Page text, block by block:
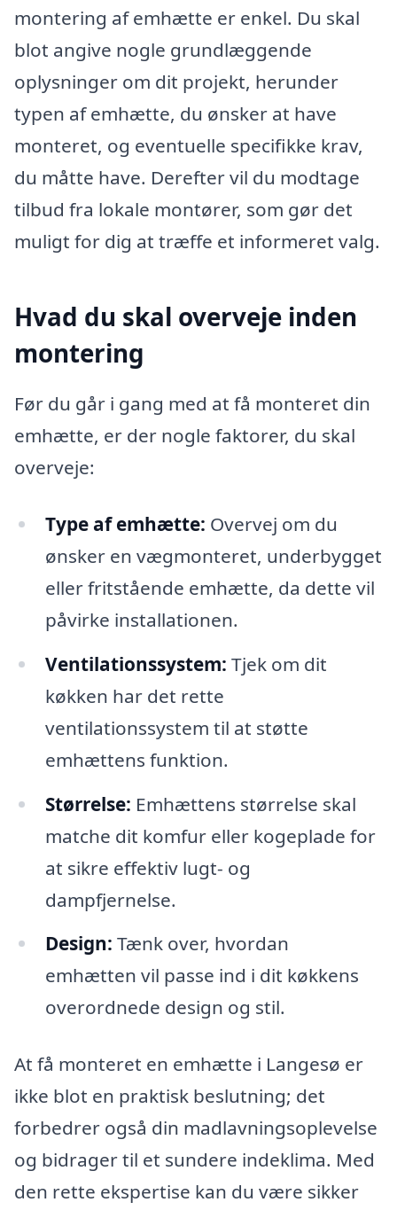
montering af emhætte er enkel. Du skal
blot angive nogle grundlæggende
oplysninger om dit projekt, herunder
typen af emhætte, du ønsker at have
monteret, og eventuelle specifikke krav,
du måtte have. Derefter vil du modtage
tilbud fra lokale montører, som gør det
muligt for dig at træffe et informeret valg.
Hvad du skal overveje inden
montering
Før du går i gang med at få monteret din
emhætte, er der nogle faktorer, du skal
overveje:
Type af emhætte: Overvej om du
ønsker en vægmonteret, underbygget
eller fritstående emhætte, da dette vil
påvirke installationen.
Ventilationssystem: Tjek om dit
køkken har det rette
ventilationssystem til at støtte
emhættens funktion.
Størrelse: Emhættens størrelse skal
matche dit komfur eller kogeplade for
at sikre effektiv lugt- og
dampfjernelse.
Design: Tænk over, hvordan
emhætten vil passe ind i dit køkkens
overordnede design og stil.
At få monteret en emhætte i Langesø er
ikke blot en praktisk beslutning; det
forbedrer også din madlavningsoplevelse
og bidrager til et sundere indeklima. Med
den rette ekspertise kan du være sikker